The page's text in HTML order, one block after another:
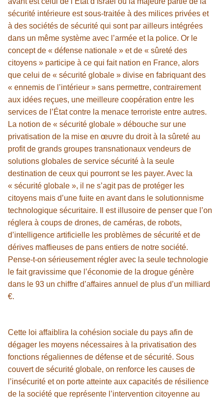
sécurité intérieure est sous-traitée à des milices privées et
à des sociétés de sécurité qui sont par ailleurs intégrées
dans un même système avec l’armée et la police. Or le
concept de « défense nationale » et de « sûreté des
citoyens » participe à ce qui fait nation en France, alors
que celui de « sécurité globale » divise en fabriquant des
« ennemis de l’intérieur » sans permettre, contrairement
aux idées reçues, une meilleure coopération entre les
services de l’État contre la menace terroriste entre autres.
La notion de « sécurité globale » débouche sur une
privatisation de la mise en œuvre du droit à la sûreté au
profit de grands groupes transnationaux vendeurs de
solutions globales de service sécurité à la seule
destination de ceux qui pourront se les payer. Avec la
« sécurité globale », il ne s’agit pas de protéger les
citoyens mais d’une fuite en avant dans le solutionnisme
technologique sécuritaire. Il est illusoire de penser que l’on
réglera à coups de drones, de caméras, de robots,
d’intelligence artificielle les problèmes de sécurité et de
dérives maffieuses de pans entiers de notre société.
Pense-t-on sérieusement régler avec la seule technologie
le fait gravissime que l’économie de la drogue génère
dans le 93 un chiffre d’affaires annuel de plus d’un milliard
€.
Cette loi affaiblira la cohésion sociale du pays afin de
dégager les moyens nécessaires à la privatisation des
fonctions régaliennes de défense et de sécurité. Sous
couvert de sécurité globale, on renforce les causes de
l’insécurité et on porte atteinte aux capacités de résilience
de la société que représente l’intervention citoyenne au